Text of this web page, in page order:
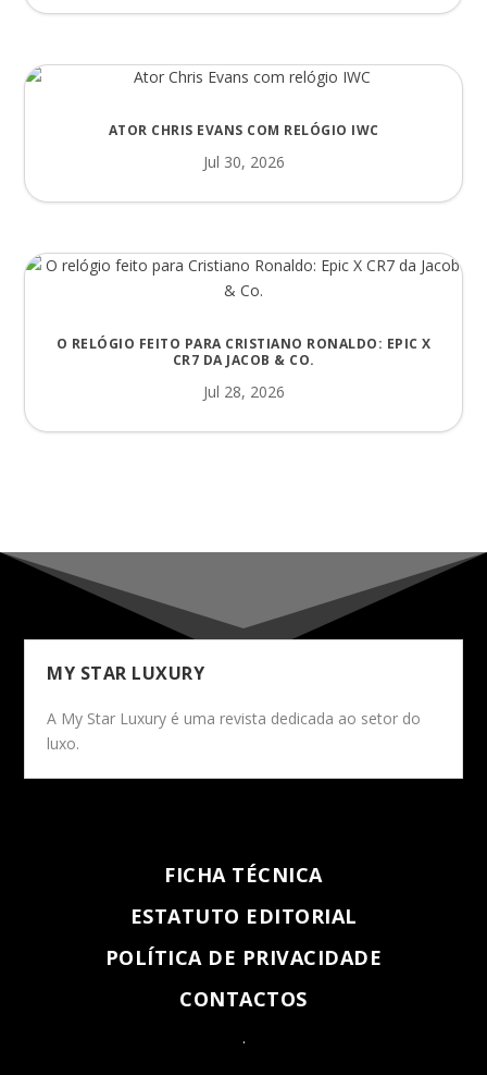
ATOR CHRIS EVANS COM RELÓGIO IWC
Jul 30, 2026
O RELÓGIO FEITO PARA CRISTIANO RONALDO: EPIC X
CR7 DA JACOB & CO.
Jul 28, 2026
MY STAR LUXURY
A My Star Luxury é uma revista dedicada ao setor do
luxo.
FICHA TÉCNICA
ESTATUTO EDITORIAL
POLÍTICA DE PRIVACIDADE
CONTACTOS
.